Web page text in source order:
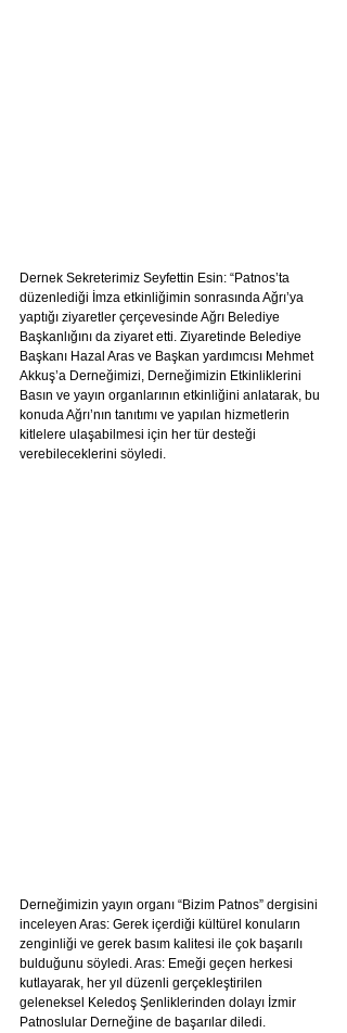
Dernek Sekreterimiz Seyfettin Esin: “Patnos’ta
düzenlediği İmza etkinliğimin sonrasında Ağrı’ya
yaptığı ziyaretler çerçevesinde Ağrı Belediye
Başkanlığını da ziyaret etti. Ziyaretinde Belediye
Başkanı Hazal Aras ve Başkan yardımcısı Mehmet
Akkuş’a Derneğimizi, Derneğimizin Etkinliklerini
Basın ve yayın organlarının etkinliğini anlatarak, bu
konuda Ağrı’nın tanıtımı ve yapılan hizmetlerin
kitlelere ulaşabilmesi için her tür desteği
verebileceklerini söyledi.
Derneğimizin yayın organı “Bizim Patnos” dergisini
inceleyen Aras: Gerek içerdiği kültürel konuların
zenginliği ve gerek basım kalitesi ile çok başarılı
bulduğunu söyledi. Aras: Emeği geçen herkesi
kutlayarak, her yıl düzenli gerçekleştirilen
geleneksel Keledoş Şenliklerinden dolayı İzmir
Patnoslular Derneğine de başarılar diledi.